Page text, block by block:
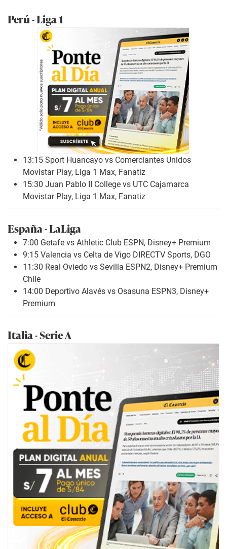
Perú - Liga 1
13:15 Sport Huancayo vs Comerciantes Unidos
Movistar Play, Liga 1 Max, Fanatiz
15:30 Juan Pablo II College vs UTC Cajamarca
Movistar Play, Liga 1 Max, Fanatiz
España - LaLiga
7:00 Getafe vs Athletic Club ESPN, Disney+ Premium
9:15 Valencia vs Celta de Vigo DIRECTV Sports, DGO
11:30 Real Oviedo vs Sevilla ESPN2, Disney+ Premium
Chile
14:00 Deportivo Alavés vs Osasuna ESPN3, Disney+
Premium
Italia - Serie A